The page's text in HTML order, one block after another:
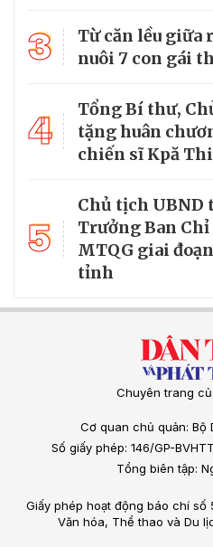
3
Từ căn lều giữa
nuôi 7 con gái
4
Tổng Bí thư,
tặng huân
chiến sĩ Kpă
5
Chủ tịch
Trưởng Ban
MTQG giai
tỉnh
Chuyên trang
Cơ quan chủ quản: Bộ
Số giấy phép: 146/GP-
Tổng biên tập:
Giấy phép hoạt động báo chí số
Văn hóa, Thể thao và Du